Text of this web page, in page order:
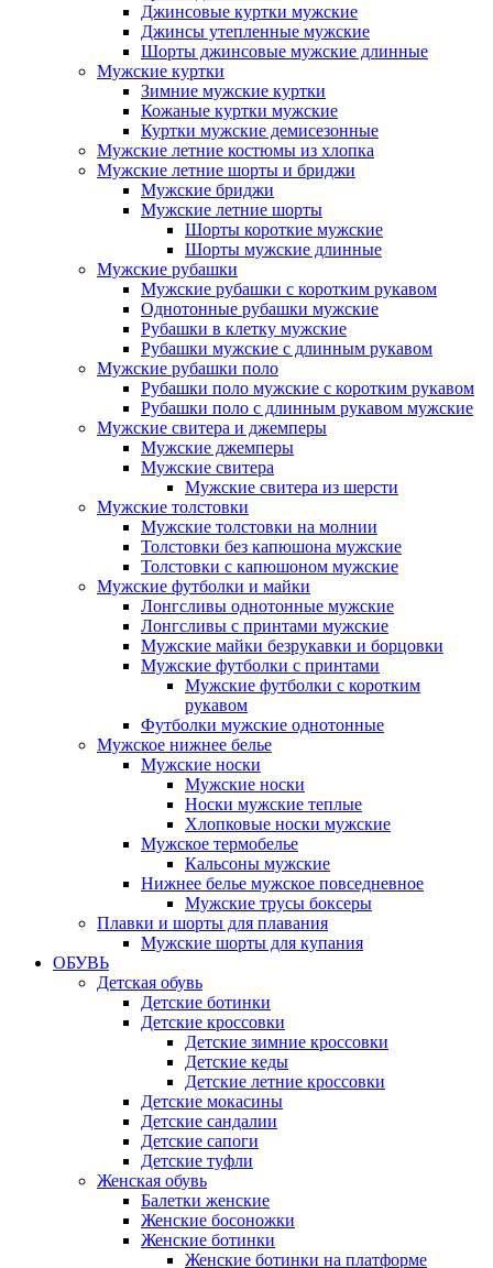
Джинсовые куртки мужские
Джинсы утепленные мужские
Шорты джинсовые мужские длинные
Мужские куртки
Зимние мужские куртки
Кожаные куртки мужские
Куртки мужские демисезонные
Мужские летние костюмы из хлопка
Мужские летние шорты и бриджи
Мужские бриджи
Мужские летние шорты
Шорты короткие мужские
Шорты мужские длинные
Мужские рубашки
Мужские рубашки с коротким рукавом
Однотонные рубашки мужские
Рубашки в клетку мужские
Рубашки мужские с длинным рукавом
Мужские рубашки поло
Рубашки поло мужские с коротким рукавом
Рубашки поло с длинным рукавом мужские
Мужские свитера и джемперы
Мужские джемперы
Мужские свитера
Мужские свитера из шерсти
Мужские толстовки
Мужские толстовки на молнии
Толстовки без капюшона мужские
Толстовки с капюшоном мужские
Мужские футболки и майки
Лонгсливы однотонные мужские
Лонгсливы с принтами мужские
Мужские майки безрукавки и борцовки
Мужские футболки с принтами
Мужские футболки с коротким
рукавом
Футболки мужские однотонные
Мужское нижнее белье
Мужские носки
Мужские носки
Носки мужские теплые
Хлопковые носки мужские
Мужское термобелье
Кальсоны мужские
Нижнее белье мужское повседневное
Мужские трусы боксеры
Плавки и шорты для плавания
Мужские шорты для купания
ОБУВЬ
Детская обувь
Детские ботинки
Детские кроссовки
Детские зимние кроссовки
Детские кеды
Детские летние кроссовки
Детские мокасины
Детские сандалии
Детские сапоги
Детские туфли
Женская обувь
Балетки женские
Женские босоножки
Женские ботинки
Женские ботинки на платформе